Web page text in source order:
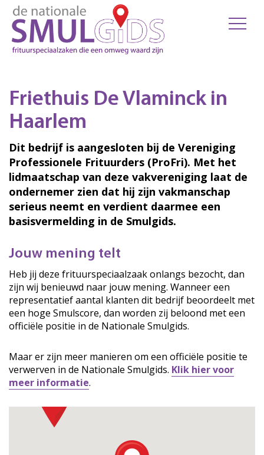
Friethuis De Vlaminck in
Haarlem
Dit bedrijf is aangesloten bij de Vereniging
Professionele Frituurders (ProFri). Met het
lidmaatschap van deze vakvereniging laat de
ondernemer zien dat hij zijn vakmanschap
serieus neemt en verdient daarmee een
basisvermelding in de Smulgids.
Jouw mening telt
Heb jij deze frituurspeciaalzaak onlangs bezocht, dan
zijn wij benieuwd naar jouw mening. Wanneer een
representatief aantal klanten dit bedrijf beoordeelt met
een hoge Smulscore, dan worden zij beloond met een
officiële positie in de Nationale Smulgids.
Maar er zijn meer manieren om een officiële positie te
verwerven in de Nationale Smulgids. Klik hier voor
meer informatie.